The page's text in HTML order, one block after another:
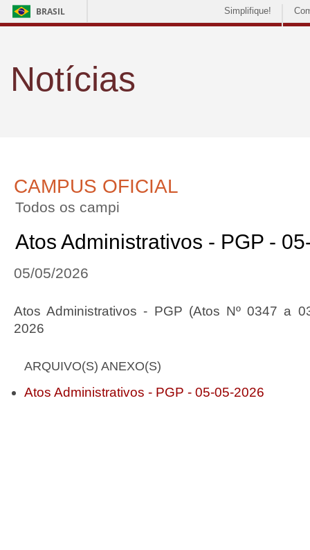
BRASIL Simplifique!
Notícias
CAMPUS OFICIAL
Todos os campi
Atos Administrativos - PGP -
05/05/2026
Atos Administrativos - PGP (Atos Nº 0347 a
2026
ARQUIVO(S) ANEXO(S)
Atos Administrativos - PGP - 05-05-2026